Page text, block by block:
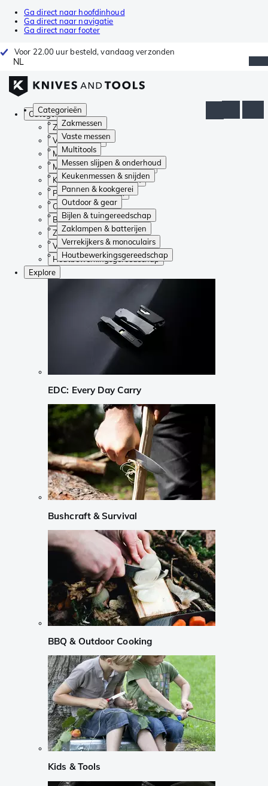
Ga direct naar hoofdinhoud
Ga direct naar navigatie
Ga direct naar footer
Voor 22.00 uur besteld, vandaag verzonden
NL
Categorieën
Zakmessen
Vaste messen
Multitools
Messen slijpen & onderhoud
Keukenmessen & snijden
Pannen & kookgerei
Outdoor & gear
Bijlen & tuingereedschap
Zaklampen & batterijen
Verrekijkers & monoculairs
Houtbewerkingsgereedschap
Categorieën
Zakmessen
Vaste messen
Multitools
Messen slijpen & onderhoud
Keukenmessen & snijden
Pannen & kookgerei
Outdoor & gear
Bijlen & tuingereedschap
Zaklampen & batterijen
Verrekijkers & monoculairs
Houtbewerkingsgereedschap
Explore
EDC: Every Day Carry
Bushcraft & Survival
BBQ & Outdoor Cooking
Kids & Tools